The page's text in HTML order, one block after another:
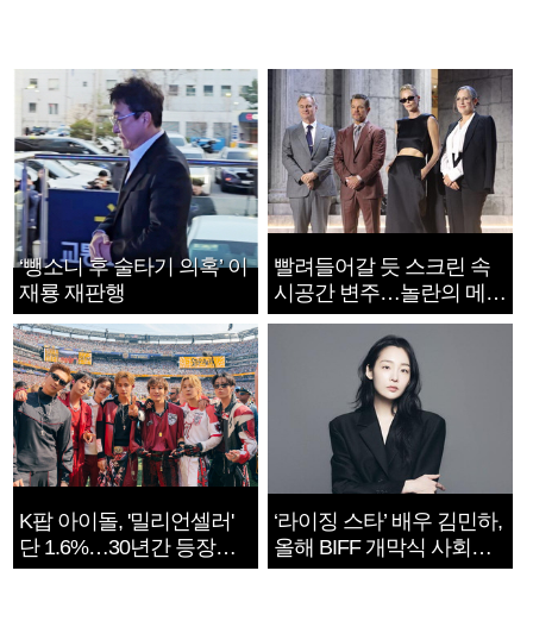
‘뺑소니 후 술타기 의혹’ 이
재룡 재판행
빨려들어갈 듯 스크린 속
시공간 변주…놀란의 메시
지는 ‘전쟁 속죄’
K팝 아이돌, '밀리언셀러'
단 1.6%…30년간 등장
1182개팀 전수조사
‘라이징 스타’ 배우 김민하,
올해 BIFF 개막식 사회자
확정